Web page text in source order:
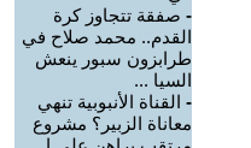
- صفقة تتجاوز كرة
القدم.. محمد صلاح في
طرابزون سبور ينعش
السيا ...
- القناة الأنبوبية تنهي
معاناة الزبير؟ مشروع